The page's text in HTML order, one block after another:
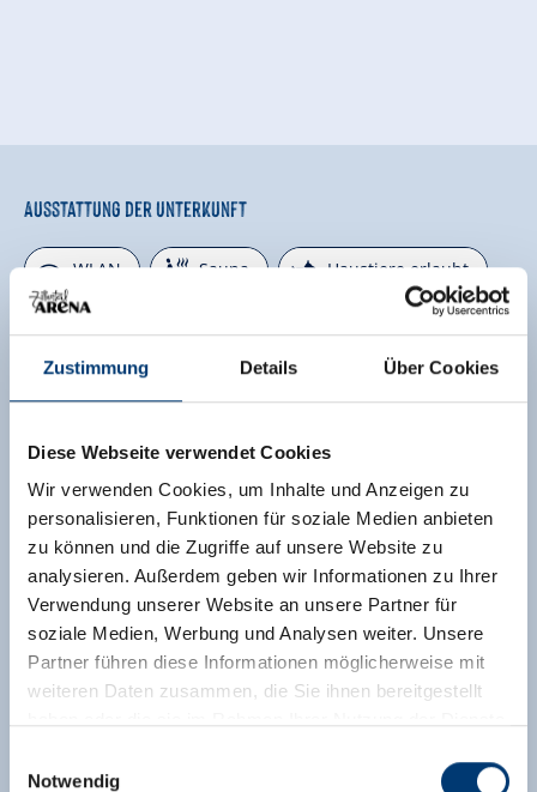
Zustimmung Details Über Cookies
Diese Webseite verwendet Cookies
Wir verwenden Cookies, um Inhalte und Anzeigen zu
personalisieren, Funktionen für soziale Medien anbieten
zu können und die Zugriffe auf unsere Website zu
analysieren. Außerdem geben wir Informationen zu Ihrer
Verwendung unserer Website an unsere Partner für
soziale Medien, Werbung und Analysen weiter. Unsere
Partner führen diese Informationen möglicherweise mit
weiteren Daten zusammen, die Sie ihnen bereitgestellt
Notwendig
Ausstattung der Unterkunft
🜉WLAN 🗔Sauna 🔮Haustiere erlaubt
🍺 🐈
weitere Ausstattungsmerkmale
Lage
Zentrale Lage Berglage
Direkt an d. Ski-/ Wander-/ Bushaltestelle
Ortsrand Waldnähe Direkt an der Loipe
Direkt am Radweg
Klassifizierungen